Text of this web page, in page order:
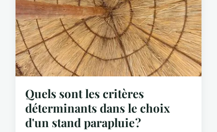
Quels sont les critères
déterminants dans le choix
d'un stand parapluie ?